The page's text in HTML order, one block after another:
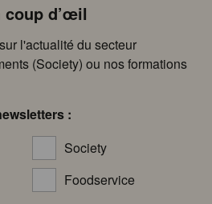
coup d’œil
l'actualité du secteur
(Society) ou nos formations
:
Society
Foodservice